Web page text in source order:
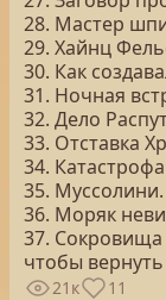
28. Мастер
29. Хайнц
30. Как
31. Ночная
32. Дело
33. Отставка
34.
35.
36. Моряк
37. Сокровища
чтобы вернуть
21к 11